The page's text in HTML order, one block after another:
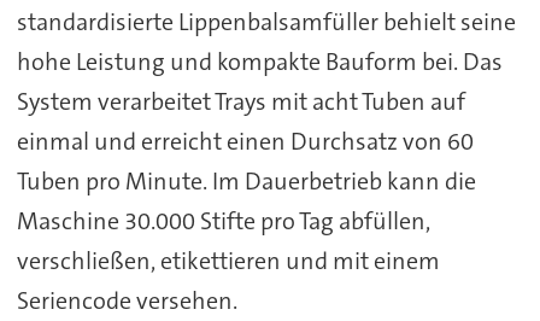
standardisierte Lippenbalsamfüller behielt seine
hohe Leistung und kompakte Bauform bei. Das
System verarbeitet Trays mit acht Tuben auf
einmal und erreicht einen Durchsatz von 60
Tuben pro Minute. Im Dauerbetrieb kann die
Maschine 30.000 Stifte pro Tag abfüllen,
verschließen, etikettieren und mit einem
Seriencode versehen.